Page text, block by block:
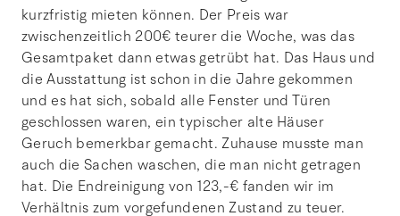
kurzfristig mieten können. Der Preis war
zwischenzeitlich 200€ teurer die Woche, was das
Gesamtpaket dann etwas getrübt hat. Das Haus und
die Ausstattung ist schon in die Jahre gekommen
und es hat sich, sobald alle Fenster und Türen
geschlossen waren, ein typischer alte Häuser
Geruch bemerkbar gemacht. Zuhause musste man
auch die Sachen waschen, die man nicht getragen
hat. Die Endreinigung von 123,-€ fanden wir im
Verhältnis zum vorgefundenen Zustand zu teuer.